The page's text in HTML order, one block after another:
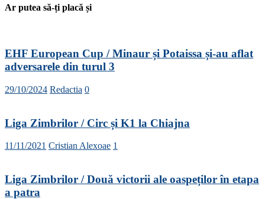
Ar putea să-ți placă și
EHF European Cup / Minaur și Potaissa și-au aflat
adversarele din turul 3
29/10/2024 Redactia 0
Liga Zimbrilor / Circ și K1 la Chiajna
11/11/2021 Cristian Alexoae 1
Liga Zimbrilor / Două victorii ale oaspeților în etapa
a patra